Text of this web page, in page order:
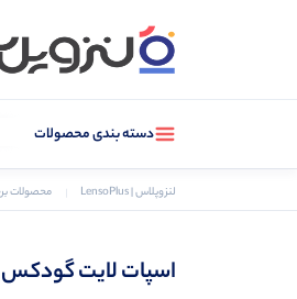
دسته بندی محصولات
لنزوپلاس | LensoPlus محصولات
اسپات لایت گودکس